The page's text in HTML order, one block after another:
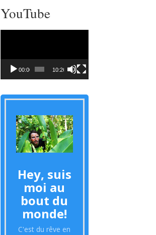
YouTube
00:00 10:26
Hey, suis
moi au
bout du
monde!
C'est du rêve en